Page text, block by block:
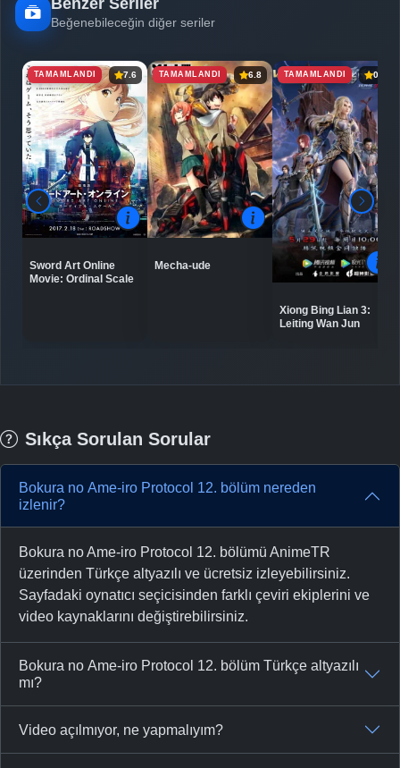
Beğenebileceğin diğer seriler
TAMAMLANDI 7.6
Sword Art Online
Movie: Ordinal Scale
TAMAMLANDI 6.8
Mecha-ude
TAMAMLANDI 0.0
Xiong Bing Lian 3:
Leiting Wan Jun
Sıkça Sorulan Sorular
Bokura no Ame-iro Protocol 12. bölüm nereden
izlenir?
Bokura no Ame-iro Protocol 12. bölümü AnimeTR
üzerinden Türkçe altyazılı ve ücretsiz izleyebilirsiniz.
Sayfadaki oynatıcı seçicisinden farklı çeviri ekiplerini ve
video kaynaklarını değiştirebilirsiniz.
Bokura no Ame-iro Protocol 12. bölüm Türkçe altyazılı
mı?
Video açılmıyor, ne yapmalıyım?